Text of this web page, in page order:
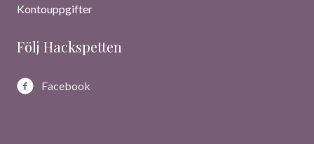
Kontouppgifter
Följ Hackspetten
Facebook